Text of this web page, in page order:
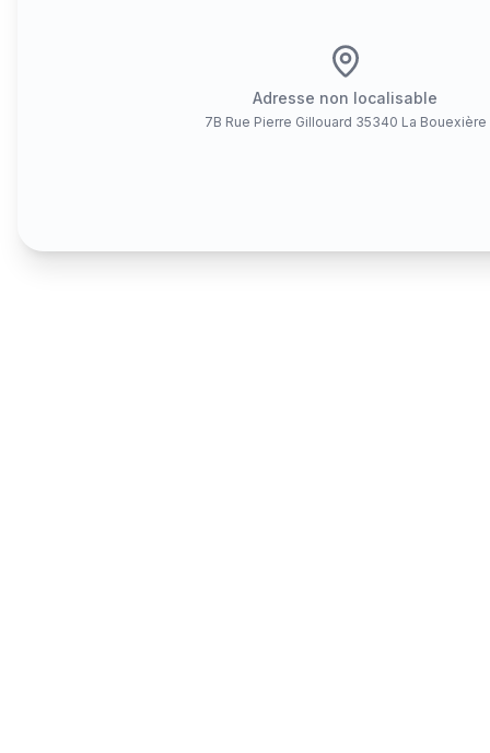
Adresse non localisable
7B Rue Pierre Gillouard 35340 La Bouexière